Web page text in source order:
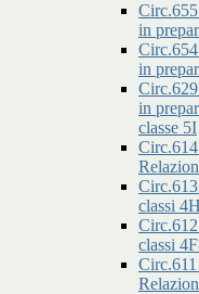
in
in
in
classe 5I
classi
classi